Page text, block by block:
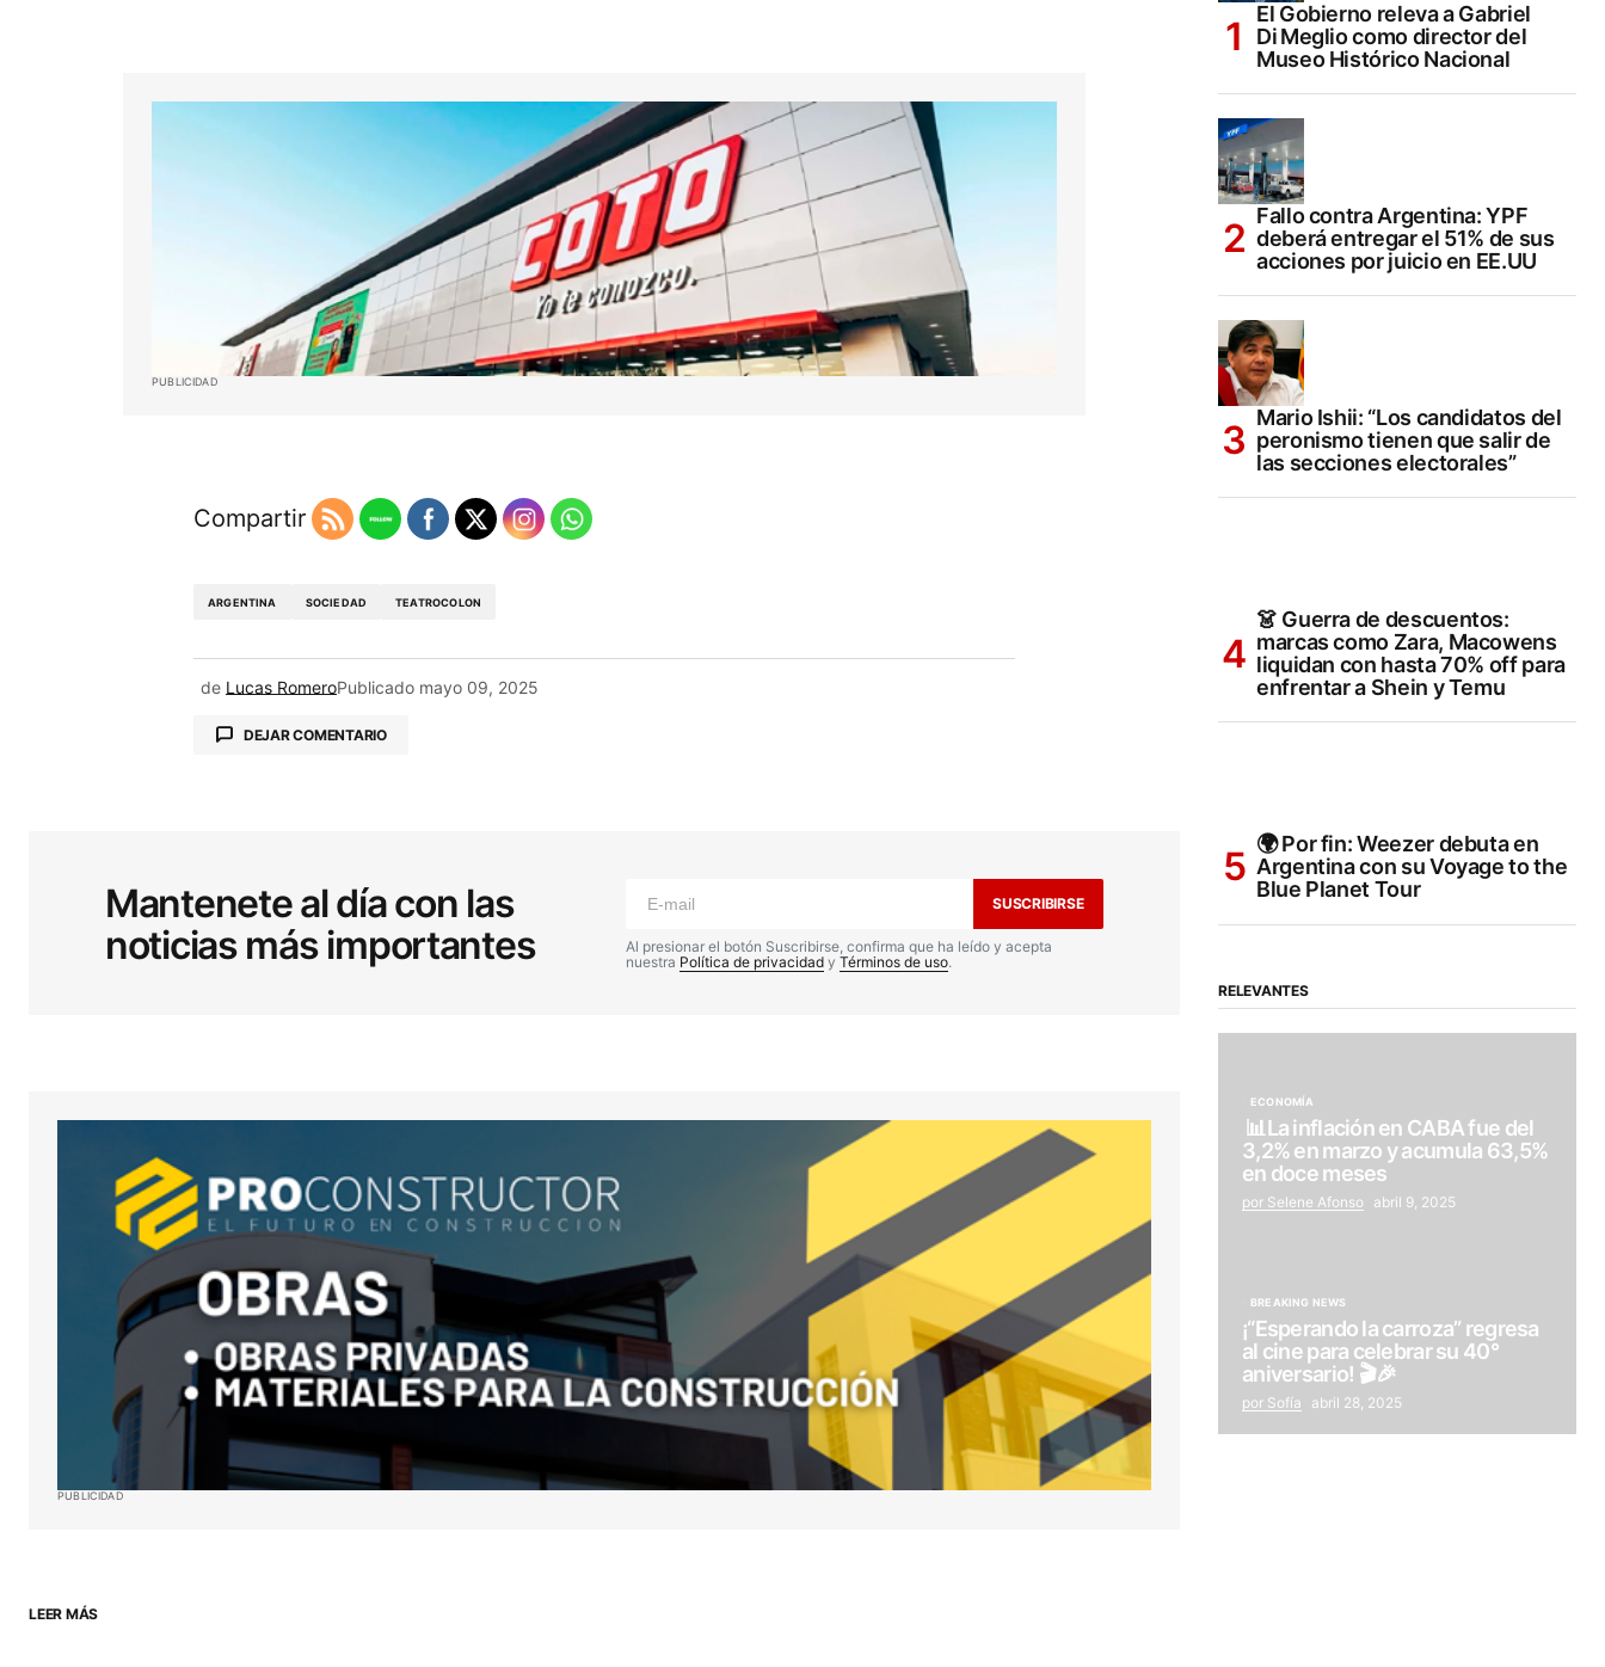
PUBLICIDAD
Compartir
ARGENTINA SOCIEDAD TEATROCOLON
de Lucas RomeroPublicado mayo 09, 2025
DEJAR COMENTARIO
Comentario*
próxima vez que haga un comentario.
Mantenete al día con las
noticias más importantes
SUSCRIBIRSE
Al presionar el botón Suscribirse, confirma que ha leído y acepta
nuestra Política de privacidad y Términos de uso.
PUBLICIDAD
LEER MÁS
El Gobierno releva a Gabriel
Di Meglio como director del
Museo Histórico Nacional
Fallo contra Argentina: YPF
deberá entregar el 51% de sus
acciones por juicio en EE.UU
Mario Ishii: “Los candidatos del
peronismo tienen que salir de
las secciones electorales”
👗 Guerra de descuentos:
marcas como Zara, Macowens
liquidan con hasta 70% off para
enfrentar a Shein y Temu
🌍 Por fin: Weezer debuta en
Argentina con su Voyage to the
Blue Planet Tour
RELEVANTES
ECONOMÍA
📊La inflación en CABA fue del
3,2% en marzo y acumula 63,5%
en doce meses
por Selene Afonso abril 9, 2025
BREAKING NEWS
¡“Esperando la carroza” regresa
al cine para celebrar su 40°
aniversario! 🎬🎉
por Sofía abril 28, 2025